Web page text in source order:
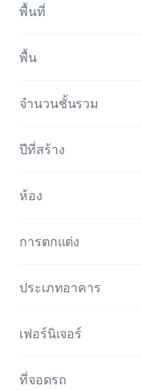
พื้นที่
พื้น
จำนวนชั้นรวม
ปีที่สร้าง
ห้อง
การตกแต่ง
ประเภทอาคาร
เฟอร์นิเจอร์
ที่จอดรถ